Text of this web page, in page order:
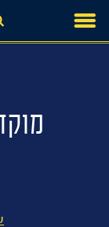
content